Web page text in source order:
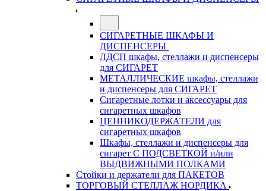
СИГАРЕТНЫЕ ШКАФЫ И
ДИСПЕНСЕРЫ
ЛДСП шкафы, стеллажи и диспенсеры
для СИГАРЕТ
МЕТАЛЛИЧЕСКИЕ шкафы, стеллажи
и диспенсеры для СИГАРЕТ
Сигаретные лотки и аксессуары для
сигаретных шкафов
ЦЕННИКОДЕРЖАТЕЛИ для
сигаретных шкафов
Шкафы, стеллажи и диспенсеры для
сигарет С ПОДСВЕТКОЙ и/или
ВЫДВИЖНЫМИ ПОЛКАМИ
Стойки и держатели для ПАКЕТОВ
ТОРГОВЫЙ СТЕЛЛАЖ НОРДИКА